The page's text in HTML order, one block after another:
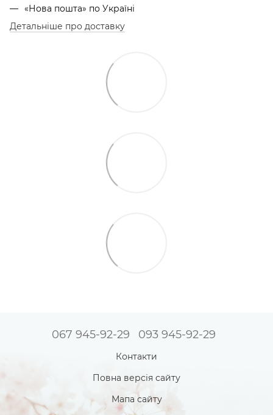
«Нова пошта» по Україні
Детальніше про доставку
067 945-92-29 093 945-92-29
Контакти
Повна версія сайту
Мапа сайту